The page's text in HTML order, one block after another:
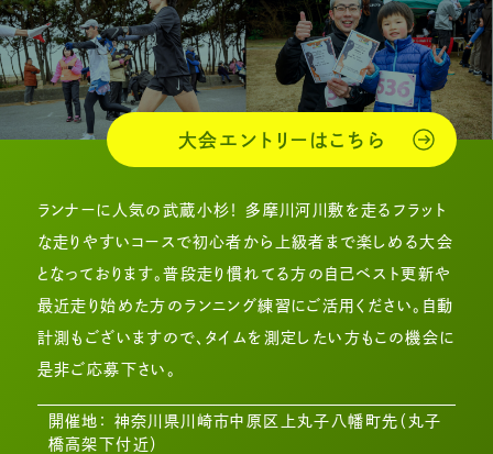
大会エントリーはこちら
ランナーに人気の武蔵小杉！ 多摩川河川敷を走るフラット
な走りやすいコースで初心者から上級者まで楽しめる大会
となっております。普段走り慣れてる方の自己ベスト更新や
最近走り始めた方のランニング練習にご活用ください。自動
計測もございますので、タイムを測定したい方もこの機会に
是非ご応募下さい。
開催地： 神奈川県川崎市中原区上丸子八幡町先（丸子
橋高架下付近）